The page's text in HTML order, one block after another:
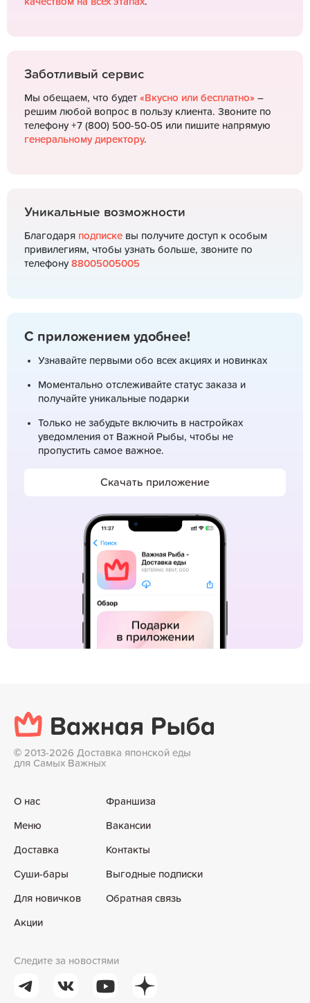
Заботливый сервис
Мы обещаем, что будет «Вкусно или бесплатно» –
решим любой вопрос в пользу клиента. Звоните по
телефону +7 (800) 500-50-05 или пишите напрямую
генеральному директору.
Уникальные возможности
Благодаря подписке вы получите доступ к особым
привилегиям, чтобы узнать больше, звоните по
телефону 88005005005
С приложением удобнее!
Узнавайте первыми обо всех акциях и новинках
Моментально отслеживайте статус заказа и
получайте уникальные подарки
Только не забудьте включить в настройках
уведомления от Важной Рыбы, чтобы не
пропустить самое важное.
Скачать приложение
© 2013-2026 Доставка японской еды
для Самых Важных
О нас
Меню
Доставка
Суши-бары
Для новичков
Акции
Франшиза
Вакансии
Контакты
Выгодные подписки
Обратная связь
Следите за новостями